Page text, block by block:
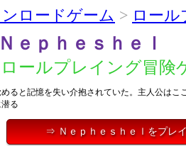
ロードゲーム > ロー
ｅｐｈｅｓｈｅｌ
ールプレイング冒険
めると記憶を失い介抱されていた。主人公はこ
る
⇒ Ｎｅｐｈｅｓｈｅｌをプレ